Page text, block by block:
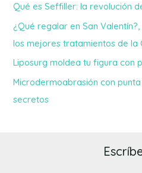
Qué es Seffiller: la revolución
¿Qué regalar en San
los mejores tratamientos de la
Liposurg moldea tu figura con
Microdermoabrasión con
secretos